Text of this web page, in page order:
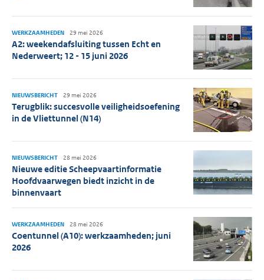
A2: weekendafsluiting tussen Echt en
Nederweert; 12 - 15 juni 2026
WERKZAAMHEDEN 29 mei 2026
Terugblik: succesvolle veiligheidsoefening
in de Vliettunnel (N14)
NIEUWSBERICHT 29 mei 2026
Nieuwe editie Scheepvaartinformatie
Hoofdvaarwegen biedt inzicht in de
binnenvaart
NIEUWSBERICHT 28 mei 2026
Coentunnel (A10): werkzaamheden; juni
2026
WERKZAAMHEDEN 28 mei 2026